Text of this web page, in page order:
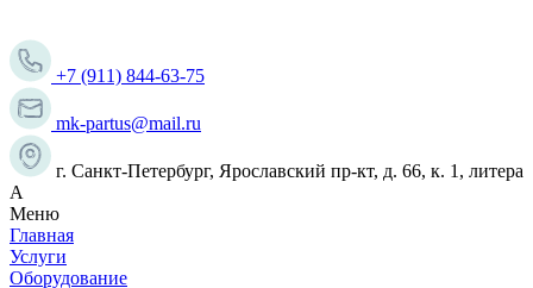
+7 (911) 844-63-75
mk-partus@mail.ru
г. Санкт-Петербург, Ярославский пр-кт, д. 66, к. 1, литера
А
Меню
Главная
Услуги
Оборудование